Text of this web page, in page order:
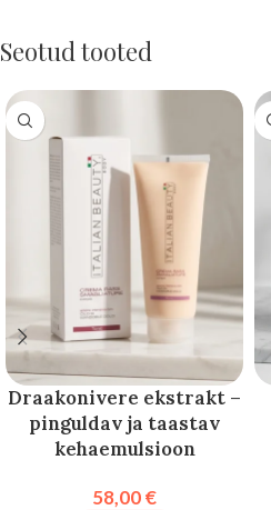
Seotud tooted
Draakonivere ekstrakt –
pinguldav ja taastav
kehaemulsioon
58,00€